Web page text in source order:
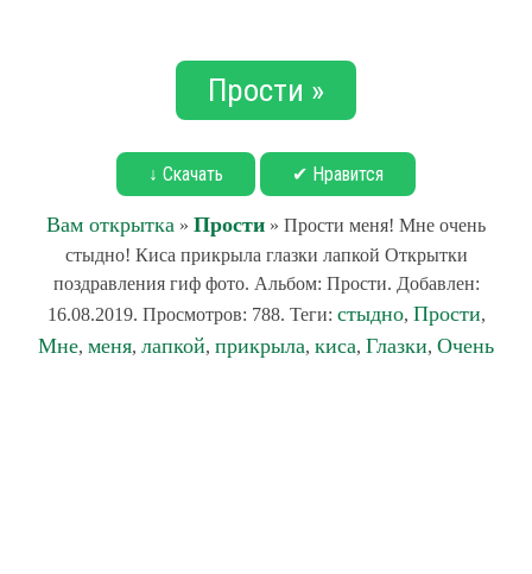
Прости »
↓ Скачать ✔ Нравится
Вам открытка » Прости » Прости меня! Мне очень
стыдно! Киса прикрыла глазки лапкой Открытки
поздравления гиф фото. Альбом: Прости. Добавлен:
16.08.2019. Просмотров: 788. Теги: стыдно, Прости,
Мне, меня, лапкой, прикрыла, киса, Глазки, Очень